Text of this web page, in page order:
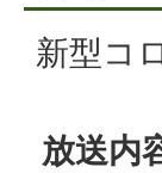
新型コ
放送内